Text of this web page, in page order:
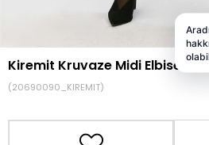
Kiremit Kruvaze Midi Elbise
(20690090_KIREMIT)